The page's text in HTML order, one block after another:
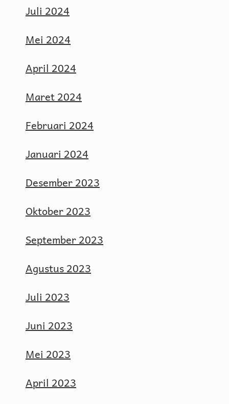
Juli 2024
Mei 2024
April 2024
Maret 2024
Februari 2024
Januari 2024
Desember 2023
Oktober 2023
September 2023
Agustus 2023
Juli 2023
Juni 2023
Mei 2023
April 2023